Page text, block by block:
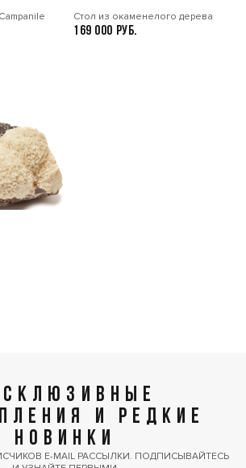
Стол из окаменелого дерева
169 000
И РЕДКИЕ
НОВИНКИ
E-MAIL РАССЫЛКИ. ПОДПИСЫВАЙТЕСЬ